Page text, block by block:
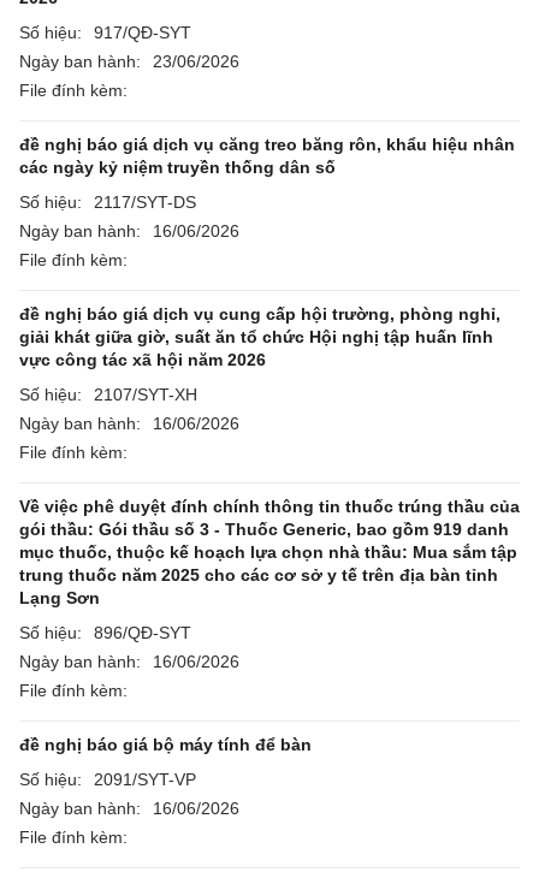
Số hiệu:
917/QĐ-SYT
Ngày ban hành:
23/06/2026
File đính kèm:
đề nghị báo giá dịch vụ căng treo băng rôn, khẩu hiệu nhân
các ngày kỷ niệm truyền thống dân số
Số hiệu:
2117/SYT-DS
Ngày ban hành:
16/06/2026
File đính kèm:
đề nghị báo giá dịch vụ cung cấp hội trường, phòng nghỉ,
giải khát giữa giờ, suất ăn tổ chức Hội nghị tập huấn lĩnh
vực công tác xã hội năm 2026
Số hiệu:
2107/SYT-XH
Ngày ban hành:
16/06/2026
File đính kèm:
Về việc phê duyệt đính chính thông tin thuốc trúng thầu của
gói thầu: Gói thầu số 3 - Thuốc Generic, bao gồm 919 danh
mục thuốc, thuộc kế hoạch lựa chọn nhà thầu: Mua sắm tập
trung thuốc năm 2025 cho các cơ sở y tế trên địa bàn tỉnh
Lạng Sơn
Số hiệu:
896/QĐ-SYT
Ngày ban hành:
16/06/2026
File đính kèm:
đề nghị báo giá bộ máy tính để bàn
Số hiệu:
2091/SYT-VP
Ngày ban hành:
16/06/2026
File đính kèm: